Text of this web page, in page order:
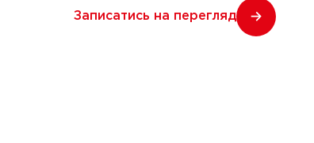
Записатись на перегляд